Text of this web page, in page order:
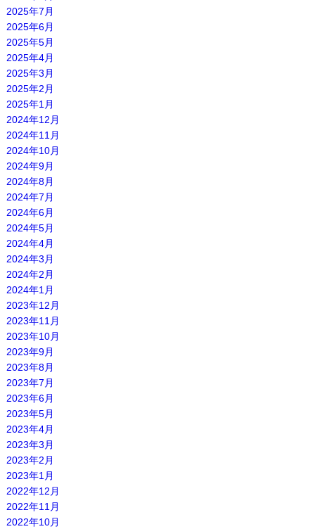
2025年7月
2025年6月
2025年5月
2025年4月
2025年3月
2025年2月
2025年1月
2024年12月
2024年11月
2024年10月
2024年9月
2024年8月
2024年7月
2024年6月
2024年5月
2024年4月
2024年3月
2024年2月
2024年1月
2023年12月
2023年11月
2023年10月
2023年9月
2023年8月
2023年7月
2023年6月
2023年5月
2023年4月
2023年3月
2023年2月
2023年1月
2022年12月
2022年11月
2022年10月